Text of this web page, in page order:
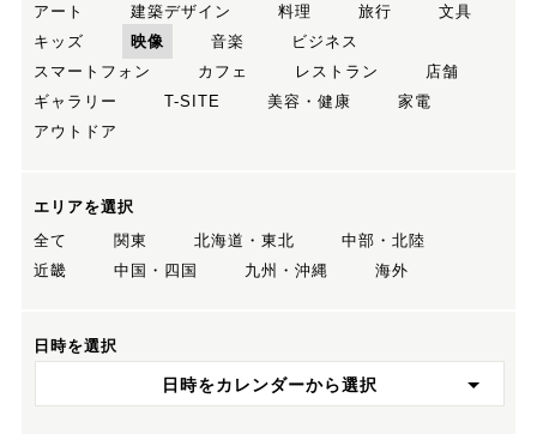
アート
建築デザイン 料理 旅行
文具
キッズ
映像 音楽
ビジネス
スマートフォン
カフェ レストラン
店舗
ギャラリー
T-SITE 美容・健康
家電
アウトドア
エリアを選択
全て
関東 北海道・東北
中部・北陸
近畿
中国・四国 九州・沖縄 海外
日時を選択
日時をカレンダーから選択